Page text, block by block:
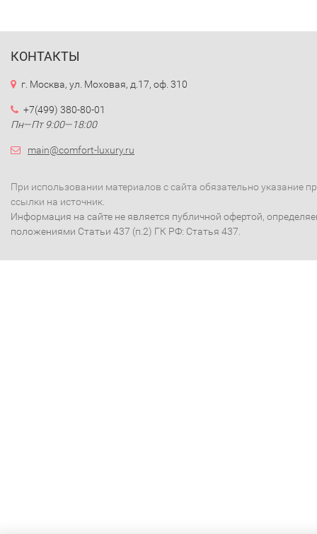
КОНТАКТЫ
г. Москва, ул. Моховая, д.17, оф. 310
+7(499) 380-80-01
Пн—Пт 9:00—18:00
main@comfort-luxury.ru
При использовании материалов с сайта обязательно указание
ссылки на источник.
Информация на сайте не является публичной офертой,
положениями Статьи 437 (п.2) ГК РФ: Статья 437.